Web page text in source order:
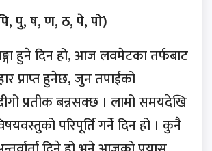
पु, ष, ण, ठ, पे, पो)
हुने दिन हो, आज लवमेटका तर्फबाट
प्राप्त हुनेछ, जुन तपाईंको
प्रतीक बन्नसक्छ । लामो समयदेखि
परिपूर्ति गर्ने दिन हो । कुनै